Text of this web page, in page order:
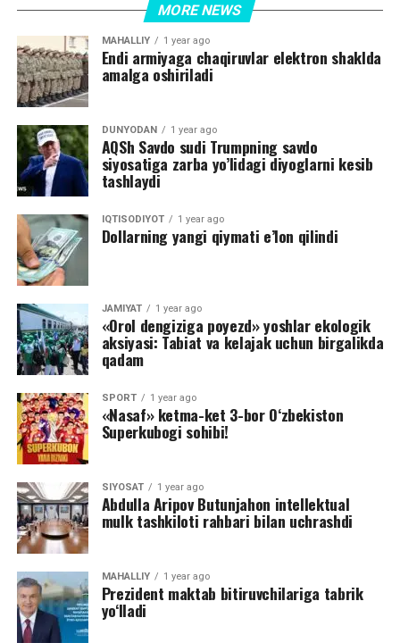
MORE NEWS
MAHALLIY 1 year ago
Endi armiyaga chaqiruvlar elektron shaklda
amalga oshiriladi
DUNYODAN 1 year ago
AQSh Savdo sudi Trumpning savdo
siyosatiga zarba yo’lidagi diyoglarni kesib
tashlaydi
IQTISODIYOT 1 year ago
Dollarning yangi qiymati e’lon qilindi
JAMIYAT 1 year ago
«Orol dengiziga poyezd» yoshlar ekologik
aksiyasi: Tabiat va kelajak uchun birgalikda
qadam
SPORT 1 year ago
«Nasaf» ketma-ket 3-bor O‘zbekiston
Superkubogi sohibi!
SIYOSAT 1 year ago
Abdulla Aripov Butunjahon intellektual
mulk tashkiloti rahbari bilan uchrashdi
MAHALLIY 1 year ago
Prezident maktab bitiruvchilariga tabrik
yo‘lladi